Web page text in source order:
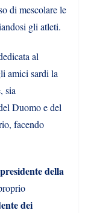
di mescolare le
gli atleti.
al
amici sardi la
sia
Duomo e del
facendo
presidente della
dei